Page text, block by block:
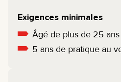
Exigences minimales
Âgé de plus de 25 ans
5 ans de pratique au